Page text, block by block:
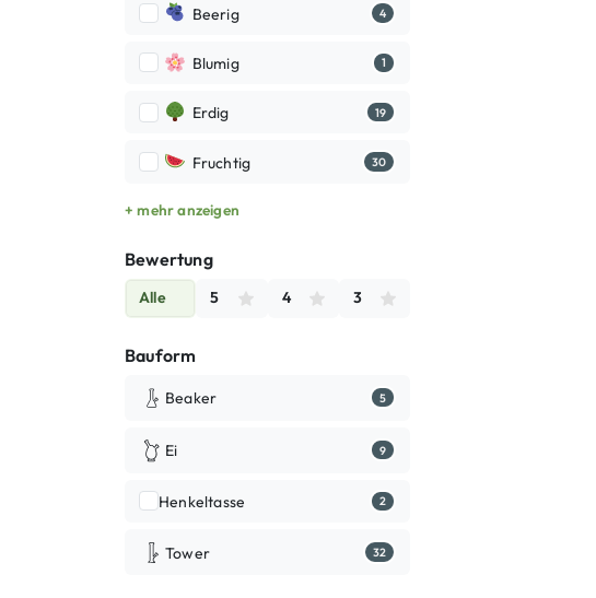
Beerig 4
Blumig 1
Erdig 19
Fruchtig 30
+ mehr anzeigen
Bewertung
Alle 5 4 3
Bauform
Beaker 5
Ei 9
Henkeltasse 2
Tower 32